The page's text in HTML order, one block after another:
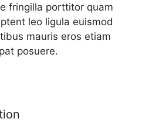
fringilla porttitor quam
leo ligula euismod
mauris eros etiam
posuere.